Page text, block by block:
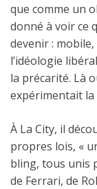
que comme un
donné à voir ce
devenir :
l’idéologie
la précarité. Là
expérimentait la
À La City, il
propres lois, «
bling, tous unis
de Ferrari, de